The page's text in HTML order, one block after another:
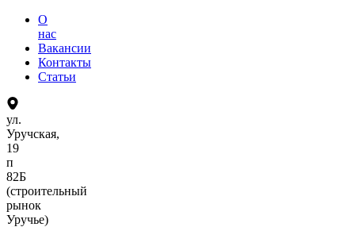
О
нас
Вакансии
Контакты
Статьи
ул.
Уручская,
19
п
82Б
(строительный
рынок
Уручье)